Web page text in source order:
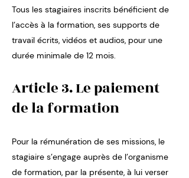
Tous les stagiaires inscrits bénéficient de
l’accès à la formation, ses supports de
travail écrits, vidéos et audios, pour une
durée minimale de 12 mois.
Article 3. Le paiement
de la formation
Pour la rémunération de ses missions, le
stagiaire s’engage auprès de l’organisme
de formation, par la présente, à lui verser